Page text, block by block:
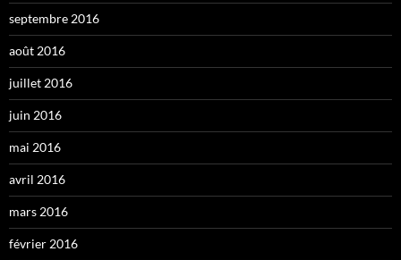
septembre 2016
août 2016
juillet 2016
juin 2016
mai 2016
avril 2016
mars 2016
février 2016